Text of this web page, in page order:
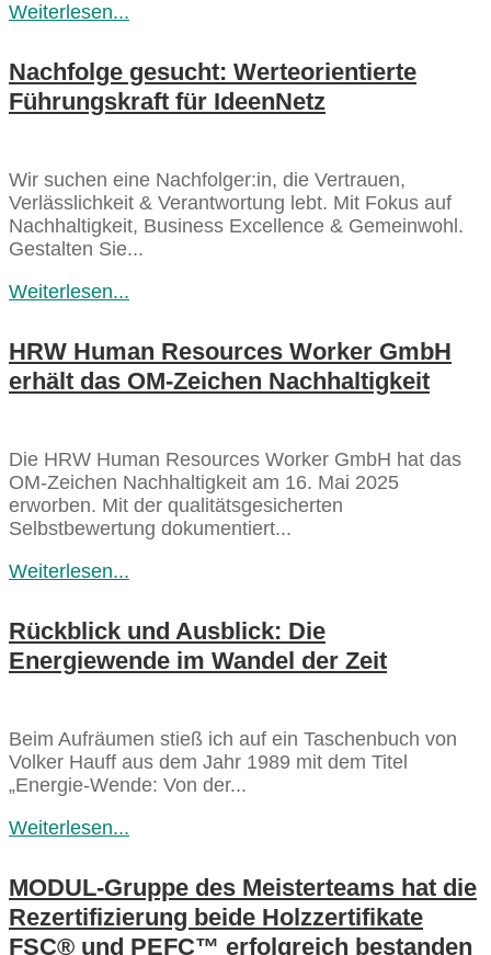
Weiterlesen...
Nachfolge gesucht: Werteorientierte
Führungskraft für IdeenNetz
Wir suchen eine Nachfolger:in, die Vertrauen,
Verlässlichkeit & Verantwortung lebt. Mit Fokus auf
Nachhaltigkeit, Business Excellence & Gemeinwohl.
Gestalten Sie...
Weiterlesen...
HRW Human Resources Worker GmbH
erhält das OM-Zeichen Nachhaltigkeit
Die HRW Human Resources Worker GmbH hat das
OM-Zeichen Nachhaltigkeit am 16. Mai 2025
erworben. Mit der qualitätsgesicherten
Selbstbewertung dokumentiert...
Weiterlesen...
Rückblick und Ausblick: Die
Energiewende im Wandel der Zeit
Beim Aufräumen stieß ich auf ein Taschenbuch von
Volker Hauff aus dem Jahr 1989 mit dem Titel
„Energie-Wende: Von der...
Weiterlesen...
MODUL-Gruppe des Meisterteams hat die
Rezertifizierung beide Holzzertifikate
FSC® und PEFC™ erfolgreich bestanden